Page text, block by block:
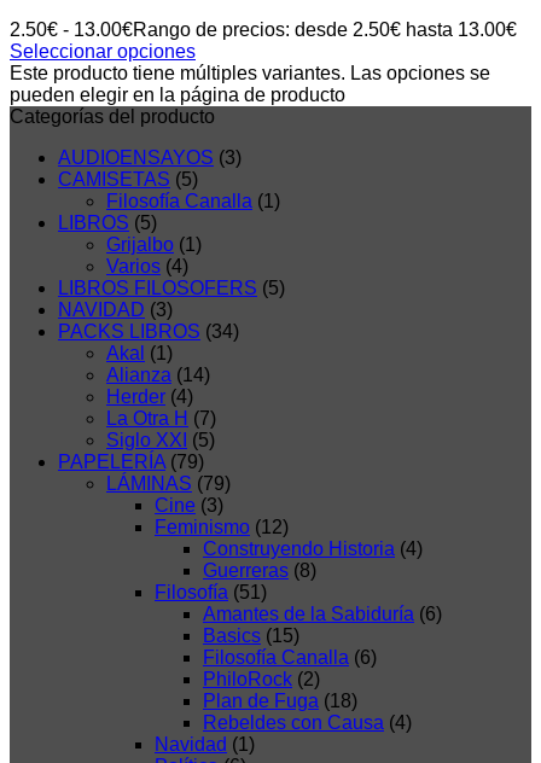
2.50€ - 13.00€Rango de precios: desde 2.50€ hasta 13.00€
Seleccionar opciones
Este producto tiene múltiples variantes. Las opciones se
pueden elegir en la página de producto
Categorías del producto
AUDIOENSAYOS (3)
CAMISETAS (5)
Filosofía Canalla (1)
LIBROS (5)
Grijalbo (1)
Varios (4)
LIBROS FILOSOFERS (5)
NAVIDAD (3)
PACKS LIBROS (34)
Akal (1)
Alianza (14)
Herder (4)
La Otra H (7)
Siglo XXI (5)
PAPELERÍA (79)
LÁMINAS (79)
Cine (3)
Feminismo (12)
Construyendo Historia (4)
Guerreras (8)
Filosofía (51)
Amantes de la Sabiduría (6)
Basics (15)
Filosofía Canalla (6)
PhiloRock (2)
Plan de Fuga (18)
Rebeldes con Causa (4)
Navidad (1)